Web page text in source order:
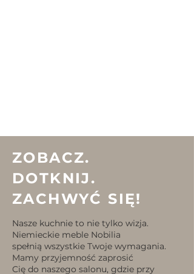
ZOBACZ.
DOTKNIJ.
ZACHWYĆ SIĘ!
Nasze kuchnie to nie tylko wizja.
Niemieckie meble Nobilia
spełnią wszystkie Twoje wymagania.
Mamy przyjemność zaprosić
Cię do naszego salonu, gdzie przy